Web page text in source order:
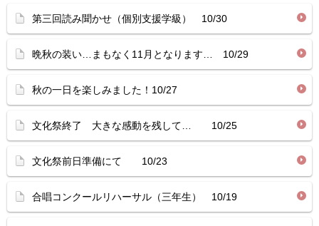
第三回読み聞かせ（個別支援学級） 10/30
晩秋の装い…まもなく11月となります… 10/29
秋の一日を楽しみました！10/27
文化祭終了 大きな感動を残して… 10/25
文化祭前日準備にて 10/23
合唱コンクールリハーサル（三年生） 10/19